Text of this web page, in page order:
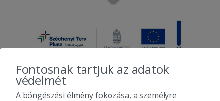
2010-2026 Copyright - Falatozz.hu - Diston-line Kft.
Fontosnak tartjuk az adatok
védelmét
A böngészési élmény fokozása, a személyre